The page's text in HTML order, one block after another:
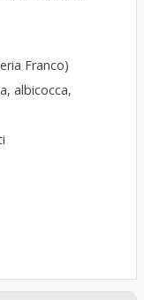
Franco)
albicocca,